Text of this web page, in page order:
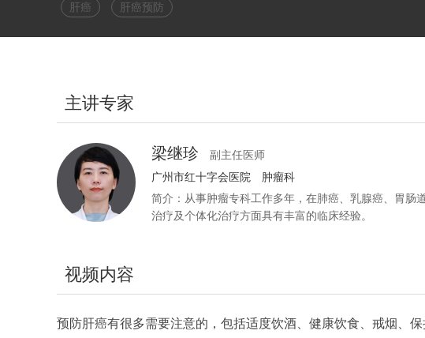
肝癌 肝癌预防
主讲专家
梁继珍
副主任医师
广州市红十字会医院
肿瘤科
简介：从事肿瘤专科工作多年，在肺癌、乳腺癌、胃肠
治疗及个体化治疗方面具有丰富的临床经验。
视频内容
预防肝癌有很多需要注意的，包括适度饮酒、健康饮食、戒烟、